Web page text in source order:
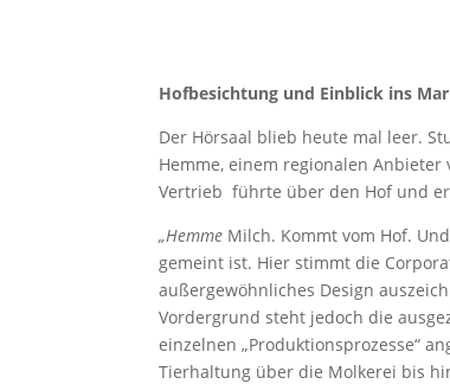
Hofbesichtung und Einblick ins
Der Hörsaal blieb heute mal leer.
Hemme, einem regionalen
Vertrieb führte über den Hof und
„Hemme Milch. Kommt vom Hof.
gemeint ist. Hier stimmt die
außergewöhnliches Design
Vordergrund steht jedoch die
einzelnen „Produktionsprozesse“
Tierhaltung über die Molkerei bis